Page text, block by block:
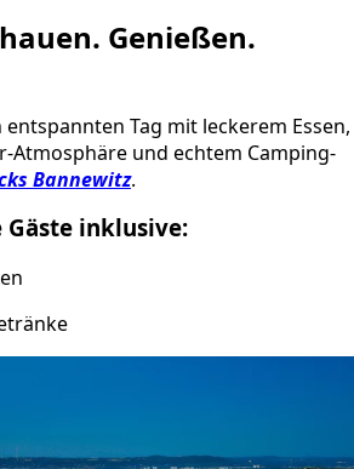
Genießen.
Tag mit leckerem Essen,
und echtem Camping-
Bannewitz.
Gäste inklusive: